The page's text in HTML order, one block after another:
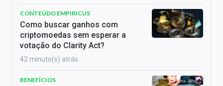
CONTEÚDO EMPIRICUS
Como buscar ganhos com
criptomoedas sem esperar a
votação do Clarity Act?
42 minuto(s) atrás
BENEFÍCIOS